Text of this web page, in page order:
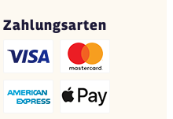
Zahlungsarten